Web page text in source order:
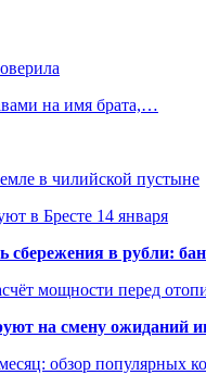
на имя брата,…
в чилийской пустыне
в Бресте 14 января
сбережения в рубли:
мощности перед
на смену ожиданий
обзор популярных